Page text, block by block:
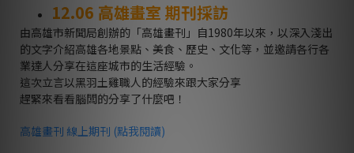
12.06 高雄畫室 期刊採訪
由高雄市新聞局創辦的「高雄畫刊」自1980年以來，以深入淺出
的文字介紹高雄各地景點、美食、歷史、文化等，並邀請各行各
業達人分享在這座城市的生活經驗。
這次立言以黑羽土雞職人的經驗來跟大家分享
趕緊來看看腦闆的分享了什麼吧！
高雄畫刊 線上期刊 (點我閱讀)